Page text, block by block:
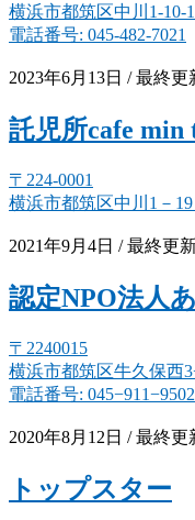
横浜市都筑区中川1-10-
電話番号: 045-482-7021
2023年6月13日 / 最終更
託児所cafe min
〒224-0001
横浜市都筑区中川1－
2021年9月4日 / 最終更
認定NPO法人
〒2240015
横浜市都筑区牛久保西
電話番号: 045−911−9502
2020年8月12日 / 最終更
トップスター